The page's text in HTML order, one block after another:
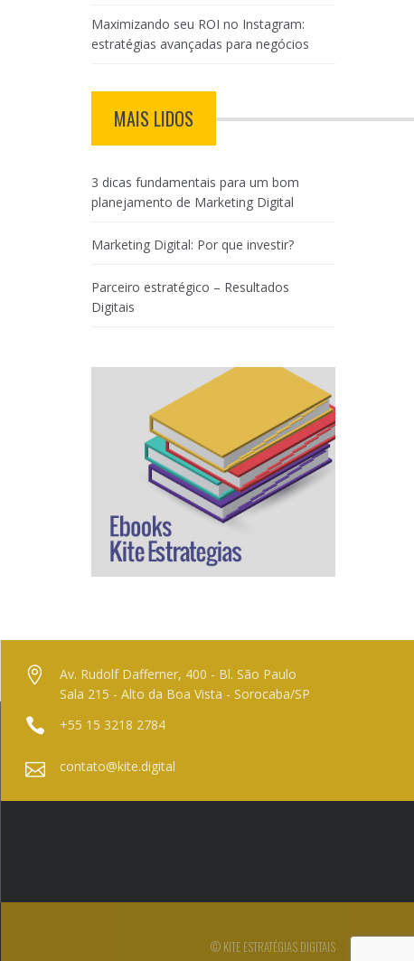
Maximizando seu ROI no Instagram:
estratégias avançadas para negócios
MAIS LIDOS
3 dicas fundamentais para um bom
planejamento de Marketing Digital
Marketing Digital: Por que investir?
Parceiro estratégico – Resultados
Digitais
Av. Rudolf Dafferner, 400 - Bl. São Paulo
Sala 215 - Alto da Boa Vista - Sorocaba/SP
+55 15 3218 2784
contato@kite.digital
© KITE ESTRATÉGIAS DIGITAIS